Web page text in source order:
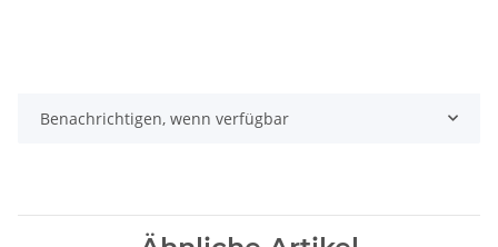
Benachrichtigen, wenn verfügbar